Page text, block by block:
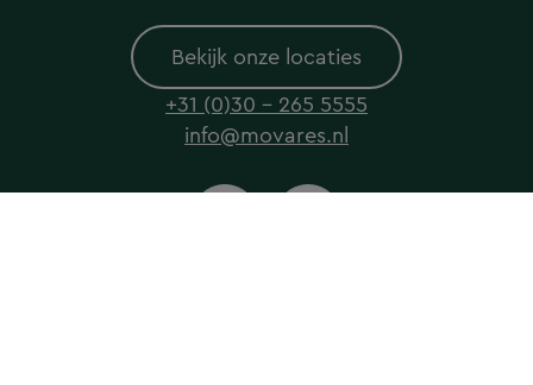
Bekijk onze locaties
+31 (0)30 - 265 5555
info@movares.nl